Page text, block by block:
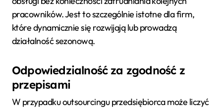
pracowników. Jest to szczególnie istotne dla firm,
które dynamicznie się rozwijają lub prowadzą
działalność sezonową.
Odpowiedzialność za zgodność z
przepisami
W przypadku outsourcingu przedsiębiorca może liczyć